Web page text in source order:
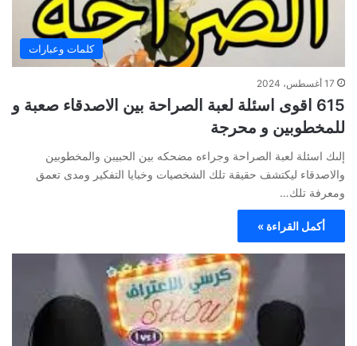
كلمات وعبارات
17 أغسطس، 2024
615 اقوى اسئلة لعبة الصراحة بين الاصدقاء صعبة و
للمخطوبين و محرجة
إلىك اسئلة لعبة الصراحة وجراءه مضحكه بين الحبيبن والمخطوبين
والاصدقاء ليكتشف حقيقة تلك الشخصيات وخبايا التفكير ومدى تعمق
ومعرفة تلك…
أكمل القراءة »